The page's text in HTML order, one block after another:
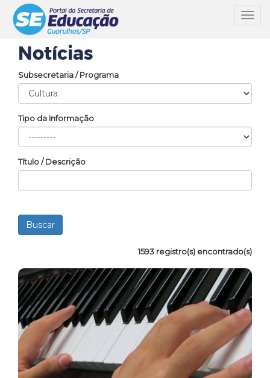
Notícias
Subsecretaria / Programa
Tipo da Informação
Título / Descrição
1593 registro(s) encontrado(s)